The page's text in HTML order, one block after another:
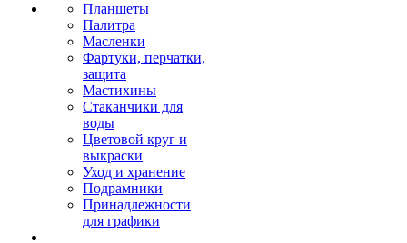
Планшеты
Палитра
Масленки
Фартуки, перчатки,
защита
Мастихины
Стаканчики для
воды
Цветовой круг и
выкраски
Уход и хранение
Подрамники
Принадлежности
для графики